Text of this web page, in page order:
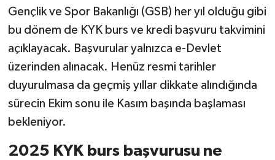
Gençlik ve Spor Bakanlığı (GSB) her yıl olduğu gibi
bu dönem de KYK burs ve kredi başvuru takvimini
açıklayacak. Başvurular yalnızca e-Devlet
üzerinden alınacak. Henüz resmi tarihler
duyurulmasa da geçmiş yıllar dikkate alındığında
sürecin Ekim sonu ile Kasım başında başlaması
bekleniyor.
2025 KYK burs başvurusu ne